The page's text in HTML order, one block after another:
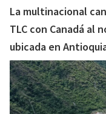
La multinacional
TLC con Canadá al
ubicada en